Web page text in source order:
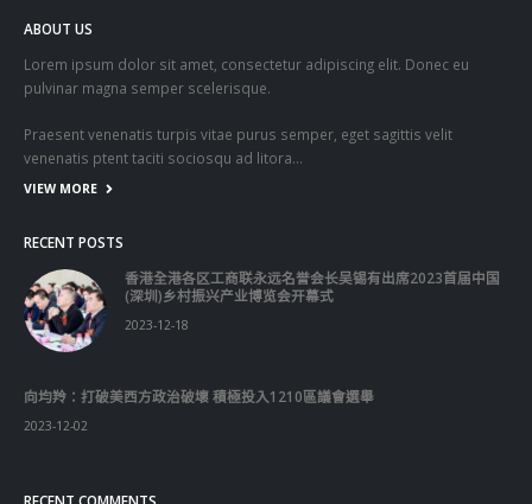
ABOUT US
Lorem ipsum dolor sit amet, consectetur adipiscing elit. Donec eu
pulvinar magna semper scelerisque.
Praesent venenatis turpis vitae purus semper, eget sagittis velit
venenatis ptent taciti sociosqu ad litora…
VIEW MORE
RECENT POSTS
香港全港各区工商联永远名誉会长吴锡有出席2023首届中国
(深圳)乡村振兴产业博览会开幕式
2023-12-18
向均羚：打破美西方政治破壞 積極投入1210區議會選舉
2023-12-02